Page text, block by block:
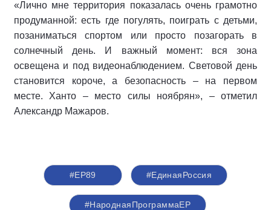
«Лично мне территория показалась очень грамотно
продуманной: есть где погулять, поиграть с детьми,
позаниматься спортом или просто позагорать в
солнечный день. И важный момент: вся зона
освещена и под видеонаблюдением. Световой день
становится короче, а безопасность – на первом
месте. Ханто – место силы ноябрян», – отметил
Александр Мажаров.
#ЕР89 #‎ЕдинаяРоссия
#НароднаяПрограммаЕР